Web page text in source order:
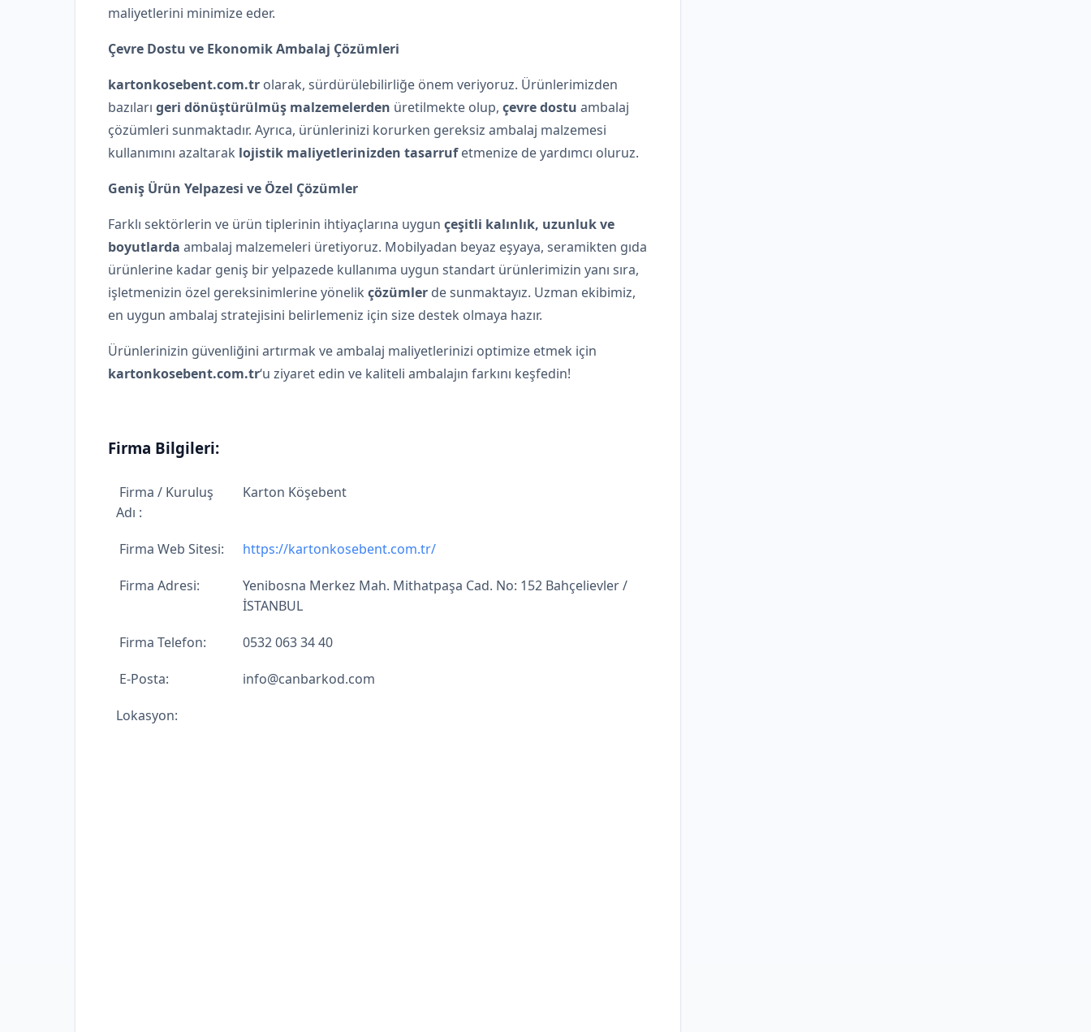
maliyetlerini minimize eder.
Çevre Dostu ve Ekonomik Ambalaj Çözümleri
kartonkosebent.com.tr olarak, sürdürülebilirliğe önem veriyoruz. Ürünlerimizden
bazıları geri dönüştürülmüş malzemelerden üretilmekte olup, çevre dostu ambalaj
çözümleri sunmaktadır. Ayrıca, ürünlerinizi korurken gereksiz ambalaj malzemesi
kullanımını azaltarak lojistik maliyetlerinizden tasarrufetmenize de yardımcı oluruz.
Geniş Ürün Yelpazesi ve Özel Çözümler
Farklı sektörlerin ve ürün tiplerinin ihtiyaçlarına uygun çeşitli kalınlık, uzunluk ve
boyutlarda ambalaj malzemeleri üretiyoruz. Mobilyadan beyaz eşyaya, seramikten gıda
ürünlerine kadar geniş bir yelpazede kullanıma uygun standart ürünlerimizin yanı sıra,
işletmenizin özel gereksinimlerine yönelik çözümler de sunmaktayız. Uzman ekibimiz,
en uygun ambalaj stratejisini belirlemeniz için size destek olmaya hazır.
Ürünlerinizin güvenliğini artırmak ve ambalaj maliyetlerinizi optimize etmek için
kartonkosebent.com.tr‘u ziyaret edin ve kaliteli ambalajın farkını keşfedin!
Firma Bilgileri:
Firma / Kuruluş
Adı :
Karton Köşebent
Firma Web Sitesi: https://kartonkosebent.com.tr/
Firma Adresi:
Yenibosna Merkez Mah. Mithatpaşa Cad. No: 152 Bahçelievler /
İSTANBUL
Firma Telefon: 0532 063 34 40
E-Posta: info@canbarkod.com
Lokasyon: